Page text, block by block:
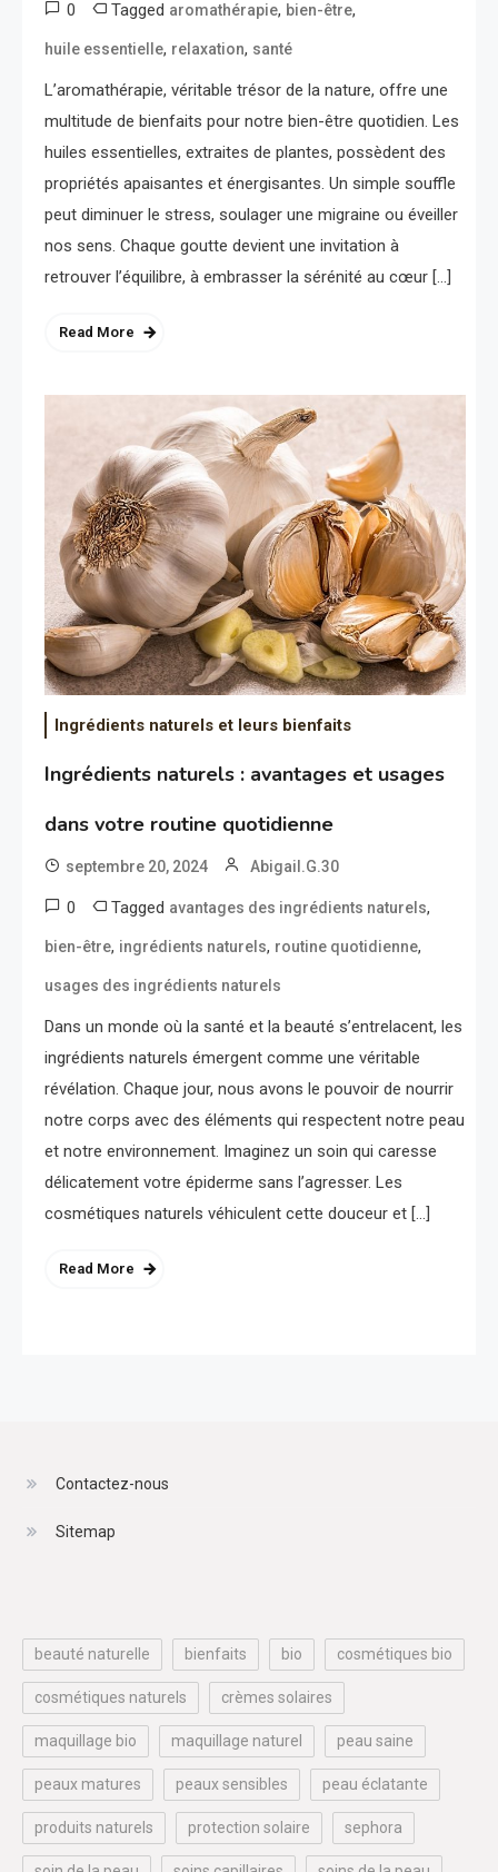
0 Tagged aromathérapie, bien-être,
huile essentielle, relaxation, santé
L’aromathérapie, véritable trésor de la nature, offre une
multitude de bienfaits pour notre bien-être quotidien. Les
huiles essentielles, extraites de plantes, possèdent des
propriétés apaisantes et énergisantes. Un simple souffle
peut diminuer le stress, soulager une migraine ou éveiller
nos sens. Chaque goutte devient une invitation à
retrouver l’équilibre, à embrasser la sérénité au cœur […]
Read More
Ingrédients naturels et leurs bienfaits
Ingrédients naturels : avantages et usages
dans votre routine quotidienne
septembre 20, 2024 Abigail.G.30
0 Tagged avantages des ingrédients naturels,
bien-être, ingrédients naturels, routine quotidienne,
usages des ingrédients naturels
Dans un monde où la santé et la beauté s’entrelacent, les
ingrédients naturels émergent comme une véritable
révélation. Chaque jour, nous avons le pouvoir de nourrir
notre corps avec des éléments qui respectent notre peau
et notre environnement. Imaginez un soin qui caresse
délicatement votre épiderme sans l’agresser. Les
cosmétiques naturels véhiculent cette douceur et […]
Read More
Contactez-nous
Sitemap
beauté naturelle bienfaits bio cosmétiques bio
cosmétiques naturels crèmes solaires
maquillage bio maquillage naturel peau saine
peaux matures peaux sensibles peau éclatante
produits naturels protection solaire sephora